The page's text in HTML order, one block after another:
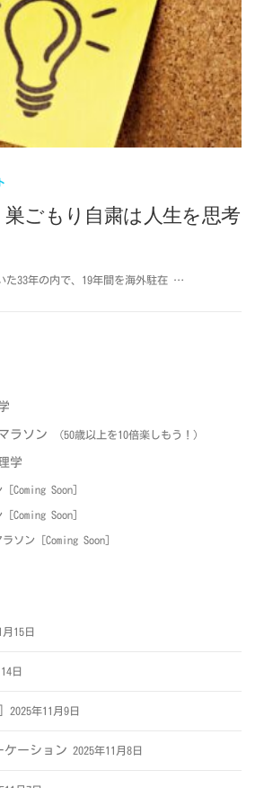
ごもり自粛は人生を思考
た33年の内で、19年間を海外駐在 …
ラソン （50歳以上を10倍楽しもう！）
学
[Coming Soon]
[Coming Soon]
ソン [Coming Soon]
月15日
日
2025年11月9日
ケーション 2025年11月8日